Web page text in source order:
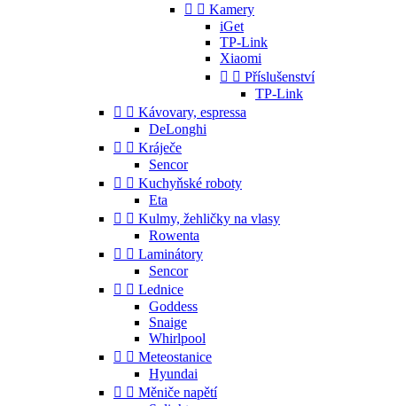
  Kamery
iGet
TP-Link
Xiaomi
  Příslušenství
TP-Link
  Kávovary, espressa
DeLonghi
  Kráječe
Sencor
  Kuchyňské roboty
Eta
  Kulmy, žehličky na vlasy
Rowenta
  Laminátory
Sencor
  Lednice
Goddess
Snaige
Whirlpool
  Meteostanice
Hyundai
  Měniče napětí